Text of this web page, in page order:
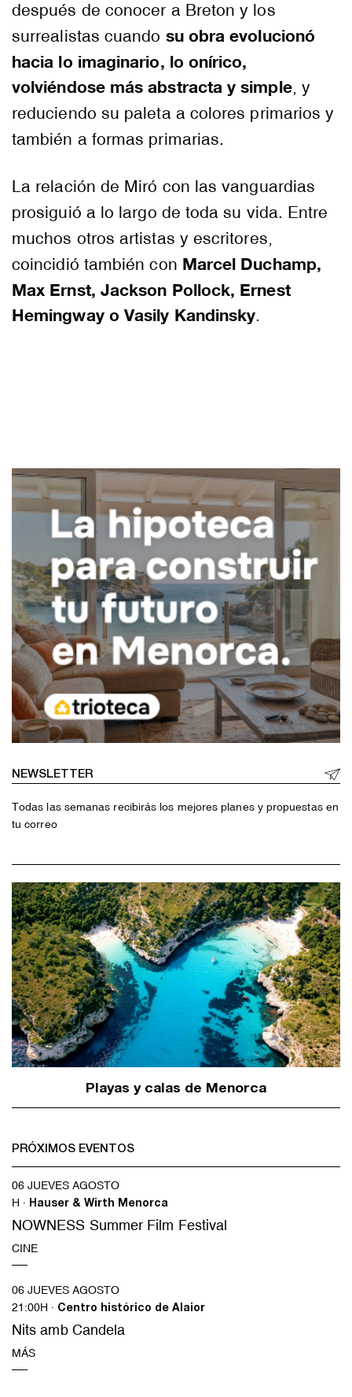
después de conocer a Breton y los
surrealistas cuando su obra evolucionó
hacia lo imaginario, lo onírico,
volviéndose más abstracta y simple, y
reduciendo su paleta a colores primarios y
también a formas primarias.
La relación de Miró con las vanguardias
prosiguió a lo largo de toda su vida. Entre
muchos otros artistas y escritores,
coincidió también con Marcel Duchamp,
Max Ernst, Jackson Pollock, Ernest
Hemingway o Vasily Kandinsky.
NEWSLETTER
Todas las semanas recibirás los mejores planes y propuestas en
tu correo
Playas y calas de Menorca
PRÓXIMOS EVENTOS
06 JUEVES AGOSTO
H · Hauser & Wirth Menorca
NOWNESS Summer Film Festival
CINE
06 JUEVES AGOSTO
21:00H · Centro histórico de Alaior
Nits amb Candela
MÁS